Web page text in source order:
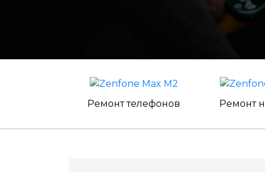
Ремонт телефонов Ремонт